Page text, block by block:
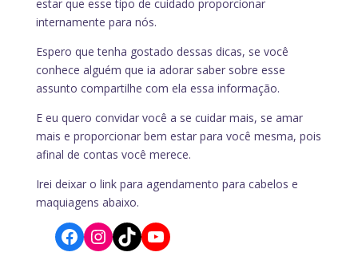
estar que esse tipo de cuidado proporcionar
internamente para nós.
Espero que tenha gostado dessas dicas, se você
conhece alguém que ia adorar saber sobre esse
assunto compartilhe com ela essa informação.
E eu quero convidar você a se cuidar mais, se amar
mais e proporcionar bem estar para você mesma, pois
afinal de contas você merece.
Irei deixar o link para agendamento para cabelos e
maquiagens abaixo.
Facebook
Instagram
TikTokYouTube